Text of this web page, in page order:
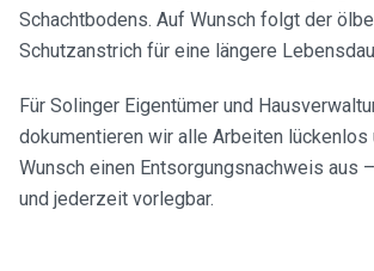
Schachtbodens. Auf Wunsch folgt der
Schutzanstrich für eine längere
Für Solinger Eigentümer und
dokumentieren wir alle Arbeiten
Wunsch einen Entsorgungsnachweis aus
und jederzeit vorlegbar.